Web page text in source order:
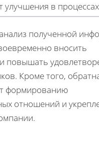
улучшения в процессах
полученной
вносить
повышать
Кроме того,
формированию
отношений и